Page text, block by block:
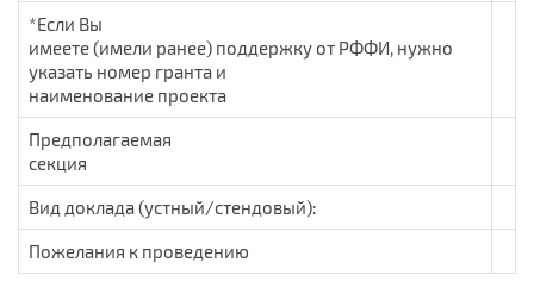
*Если Вы
имеете (имели ранее) поддержку от РФФИ, нужно
указать номер гранта и
наименование проекта
Предполагаемая
секция
Вид доклада (устный/стендовый):
Пожелания к проведению